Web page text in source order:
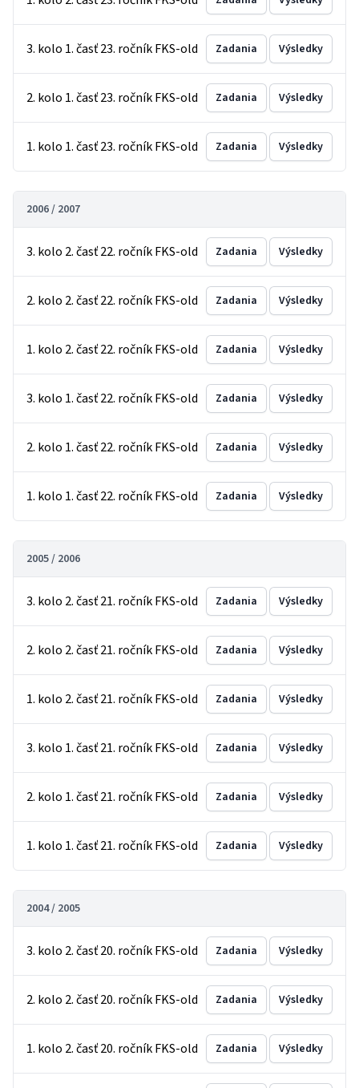
3. kolo 1. časť 23. ročník FKS-old Zadania Výsledky
2. kolo 1. časť 23. ročník FKS-old Zadania Výsledky
1. kolo 1. časť 23. ročník FKS-old Zadania Výsledky
2006 / 2007
3. kolo 2. časť 22. ročník FKS-old Zadania Výsledky
2. kolo 2. časť 22. ročník FKS-old Zadania Výsledky
1. kolo 2. časť 22. ročník FKS-old Zadania Výsledky
3. kolo 1. časť 22. ročník FKS-old Zadania Výsledky
2. kolo 1. časť 22. ročník FKS-old Zadania Výsledky
1. kolo 1. časť 22. ročník FKS-old Zadania Výsledky
2005 / 2006
3. kolo 2. časť 21. ročník FKS-old Zadania Výsledky
2. kolo 2. časť 21. ročník FKS-old Zadania Výsledky
1. kolo 2. časť 21. ročník FKS-old Zadania Výsledky
3. kolo 1. časť 21. ročník FKS-old Zadania Výsledky
2. kolo 1. časť 21. ročník FKS-old Zadania Výsledky
1. kolo 1. časť 21. ročník FKS-old Zadania Výsledky
2004 / 2005
3. kolo 2. časť 20. ročník FKS-old Zadania Výsledky
2. kolo 2. časť 20. ročník FKS-old Zadania Výsledky
1. kolo 2. časť 20. ročník FKS-old Zadania Výsledky